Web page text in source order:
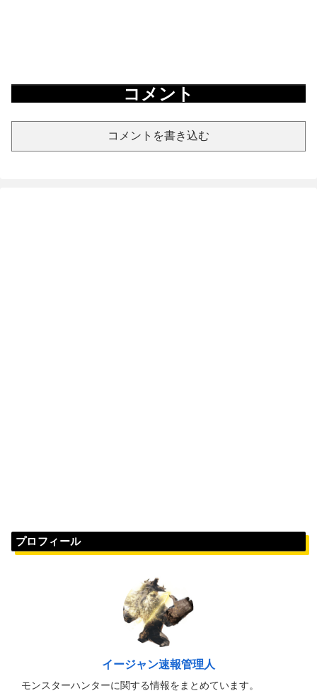
コメント
コメントを書き込む
プロフィール
イージャン速報管理人
モンスターハンターに関する情報をまとめています。